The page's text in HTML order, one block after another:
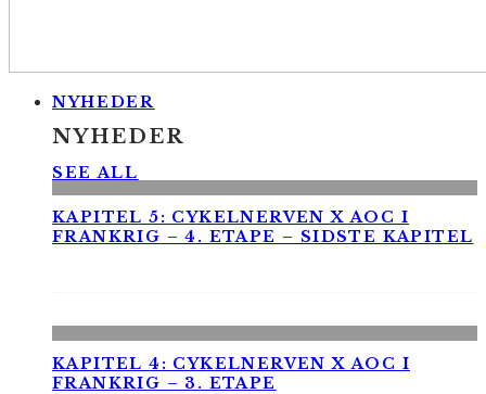
NYHEDER
NYHEDER
SEE ALL
KAPITEL 5: CYKELNERVEN X AOC I
FRANKRIG – 4. ETAPE – SIDSTE KAPITEL
KAPITEL 4: CYKELNERVEN X AOC I
FRANKRIG – 3. ETAPE